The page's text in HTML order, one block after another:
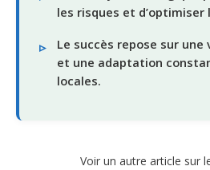
les risques et
Le succès repose sur
et une adaptation
locales.
Voir un autre article sur